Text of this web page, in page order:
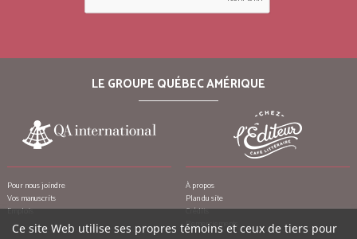
LE GROUPE QUÉBEC AMÉRIQUE
Pour nous joindre
Vos manuscrits
Emplois
À propos
Plan du site
Crédits
Remerciements
Ce site Web utilise ses propres témoins et ceux de tiers pour